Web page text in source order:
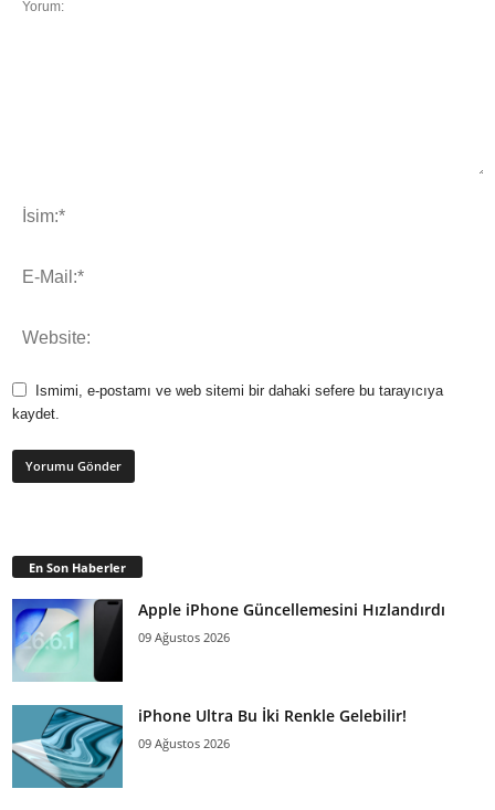
Ismimi, e-postamı ve web sitemi bir dahaki sefere bu tarayıcıya
kaydet.
En Son Haberler
Apple iPhone Güncellemesini Hızlandırdı
09 Ağustos 2026
iPhone Ultra Bu İki Renkle Gelebilir!
09 Ağustos 2026